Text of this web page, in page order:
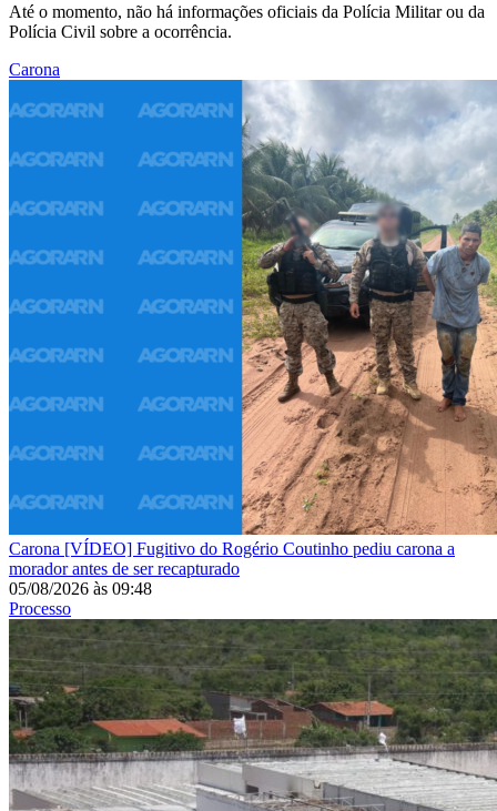
Até o momento, não há informações oficiais da Polícia Militar ou da
Polícia Civil sobre a ocorrência.
Carona
Carona [VÍDEO] Fugitivo do Rogério Coutinho pediu carona a
morador antes de ser recapturado
05/08/2026 às 09:48
Processo